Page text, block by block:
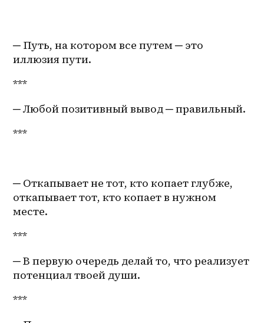
─ Путь, на котором все путем ─ это
иллюзия пути.
***
─ Любой позитивный вывод ─ правильный.
***
─ Откапывает не тот, кто копает глубже,
откапывает тот, кто копает в нужном
месте.
***
─ В первую очередь делай то, что реализует
потенциал твоей души.
***